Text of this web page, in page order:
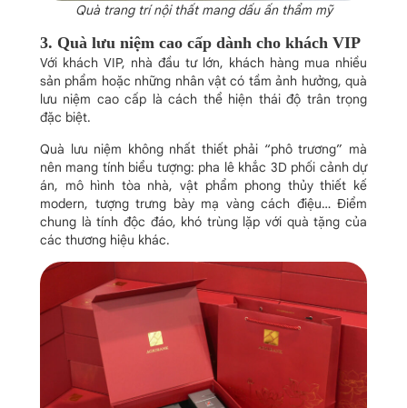
Quà trang trí nội thất mang dấu ấn thẩm mỹ
3. Quà lưu niệm cao cấp dành cho khách VIP
Với khách VIP, nhà đầu tư lớn, khách hàng mua nhiều
sản phẩm hoặc những nhân vật có tầm ảnh hưởng, quà
lưu niệm cao cấp là cách thể hiện thái độ trân trọng
đặc biệt.
Quà lưu niệm không nhất thiết phải “phô trương” mà
nên mang tính biểu tượng: pha lê khắc 3D phối cảnh dự
án, mô hình tòa nhà, vật phẩm phong thủy thiết kế
modern, tượng trưng bày mạ vàng cách điệu… Điểm
chung là tính độc đáo, khó trùng lặp với quà tặng của
các thương hiệu khác.